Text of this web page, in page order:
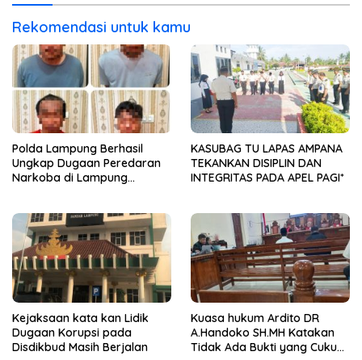
Rekomendasi untuk kamu
Polda Lampung Berhasil
Ungkap Dugaan Peredaran
Narkoba di Lampung
KASUBAG TU LAPAS AMPANA
TEKANKAN DISIPLIN DAN
INTEGRITAS PADA APEL PAGI*
Kejaksaan kata kan Lidik
Dugaan Korupsi pada
Disdikbud Masih Berjalan
Kuasa hukum Ardito DR
A.Handoko SH.MH Katakan
Tidak Ada Bukti yang Cukup